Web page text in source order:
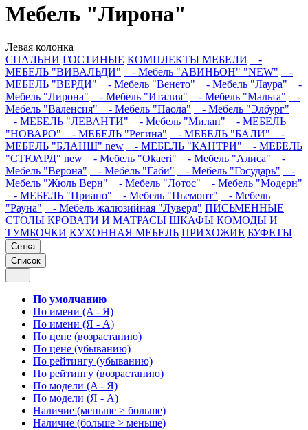
Мебель "Лирона"
Левая колонка
СПАЛЬНИ ГОСТИНЫЕ КОМПЛЕКТЫ МЕБЕЛИ
-
МЕБЕЛЬ "ВИВАЛЬДИ"
- Мебель "АВИНЬОН" "NEW"
-
МЕБЕЛЬ "ВЕРДИ"
- Мебель "Венето" - Мебель "Лаура"
-
Мебель "Лирона"
- Мебель "Италия" - Мебель "Мальта"
-
Мебель "Валенсия"
- Мебель "Паола"
- Мебель "Элбург"
- МЕБЕЛЬ "ЛЕВАНТИ"
- Мебель "Милан"
- МЕБЕЛЬ
"НОВАРО"
- МЕБЕЛЬ "Регина" - МЕБЕЛЬ "БАЛИ"
-
МЕБЕЛЬ "БЛАНШ" new
- МЕБЕЛЬ "КАНТРИ"
- МЕБЕЛЬ
"СТЮАРД" new
- Мебель "Okaeri" - Мебель "Алиса"
-
Мебель "Верона"
- Мебель "Габи" - Мебель "Государь"
-
Мебель "Жюль Верн"
- Мебель "Лотос"
- Мебель "Модерн"
- МЕБЕЛЬ "Приано"
- Мебель "Пьемонт"
- Мебель
"Рауна"
- Мебель жалюзийная "Луверд" ПИСЬМЕННЫЕ
СТОЛЫ КРОВАТИ И МАТРАСЫ ШКАФЫ КОМОДЫ И
ТУМБОЧКИ КУХОННАЯ МЕБЕЛЬ ПРИХОЖИЕ БУФЕТЫ
Сетка
Список
По умолчанию
По имени (A - Я)
По имени (Я - A)
По цене (возрастанию)
По цене (убыванию)
По рейтингу (убыванию)
По рейтингу (возрастанию)
По модели (A - Я)
По модели (Я - A)
Наличие (меньше > больше)
Наличие (больше > меньше)